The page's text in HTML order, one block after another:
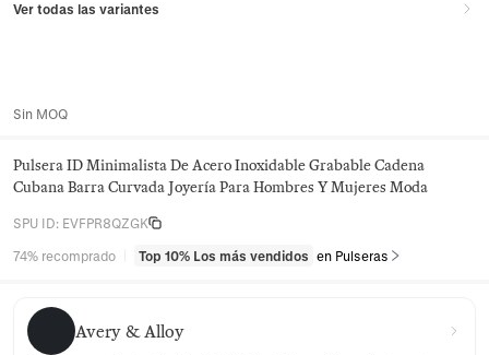
Ver todas las variantes
Sin MOQ
Pulsera ID Minimalista De Acero Inoxidable Grabable Cadena
Cubana Barra Curvada Joyería Para Hombres Y Mujeres Moda
SPU ID: EVFPR8QZGK
74% recomprado Top 10% Los más vendidos en Pulseras
Avery & Alloy
Avery & Alloy